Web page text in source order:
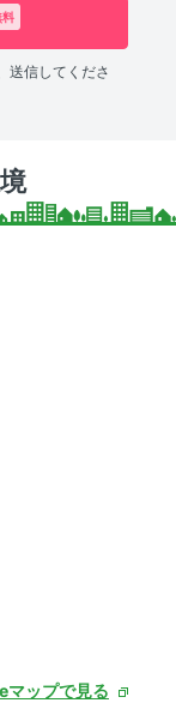
料
送信してくださ
ップで見る